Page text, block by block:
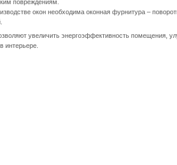
повреждениям.
окон необходима оконная фурнитура –
увеличить энергоэффективность помещения,
интерьере.